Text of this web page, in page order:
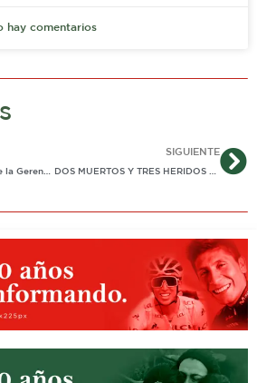
hay comentarios
Wilson Rodríguez asume la Gerencia General de Enerca luego de terminación de período de la antecesora
SIGUIENTE
DOS MUERTOS Y TRES HERIDOS DEJÓ ACCIDENTE FATAL EN QUEBRADASECA